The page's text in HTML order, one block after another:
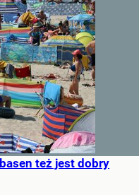
też jest dobry